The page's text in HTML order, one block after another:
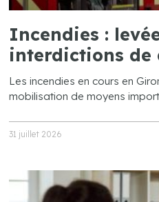
Incendies :
interdictions de
Les incendies en cours en
mobilisation de moyens
31 juillet 2026